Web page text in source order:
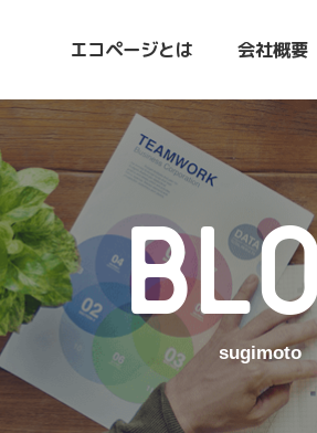
エコページとは 会社概要
sugimoto